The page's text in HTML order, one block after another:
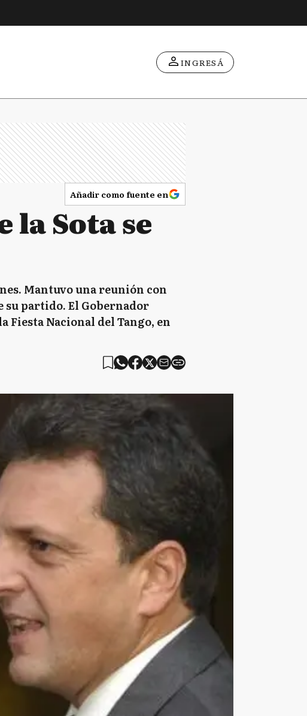
INGRESÁ
Añadir como fuente en
la Sota se
Mantuvo una reunión con
partido. El Gobernador
Fiesta Nacional del Tango, en